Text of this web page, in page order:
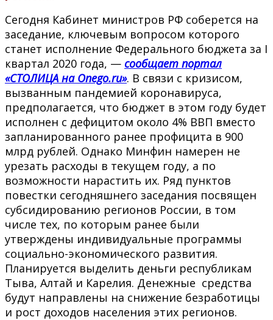
Сегодня Кабинет министров РФ соберется на
заседание, ключевым вопросом которого
станет исполнение Федерального бюджета за I
квартал 2020 года, — сообщает портал
«СТОЛИЦА на Onego.ru». В связи с кризисом,
вызванным пандемией коронавируса,
предполагается, что бюджет в этом году будет
исполнен с дефицитом около 4% ВВП вместо
запланированного ранее профицита в 900
млрд рублей. Однако Минфин намерен не
урезать расходы в текущем году, а по
возможности нарастить их. Ряд пунктов
повестки сегодняшнего заседания посвящен
субсидированию регионов России, в том
числе тех, по которым ранее были
утверждены индивидуальные программы
социально-экономического развития.
Планируется выделить деньги республикам
Тыва, Алтай и Карелия. Денежные средства
будут направлены на снижение безработицы
и рост доходов населения этих регионов.